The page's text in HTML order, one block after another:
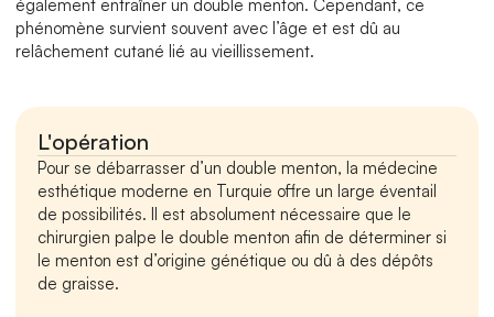
également entraîner un double menton. Cependant, ce
phénomène survient souvent avec l’âge et est dû au
relâchement cutané lié au vieillissement.
L'opération
Pour se débarrasser d’un double menton, la médecine
esthétique moderne en Turquie offre un large éventail
de possibilités. Il est absolument nécessaire que le
chirurgien palpe le double menton afin de déterminer si
le menton est d’origine génétique ou dû à des dépôts
de graisse.